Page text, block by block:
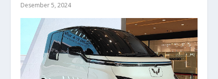
Desember 5, 2024